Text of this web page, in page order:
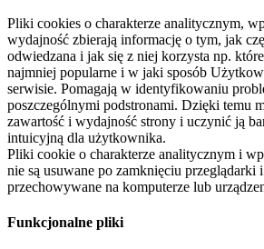
Pliki cookies o charakterze analitycznym,
wydajność zbierają informację o tym, jak
odwiedzana i jak się z niej korzysta np.
najmniej popularne i w jaki sposób
serwisie. Pomagają w identyfikowaniu
poszczególnymi podstronami. Dzięki temu
zawartość i wydajność strony i uczynić ją
intuicyjną dla użytkownika.
Pliki cookie o charakterze analitycznym i
nie są usuwane po zamknięciu przeglądarki
przechowywane na komputerze lub
Funkcjonalne pliki